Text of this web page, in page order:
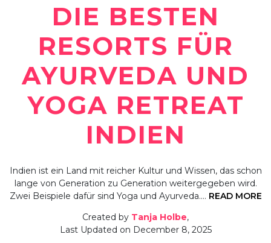
DIE BESTEN
RESORTS FÜR
AYURVEDA UND
YOGA RETREAT
INDIEN
Indien ist ein Land mit reicher Kultur und Wissen, das schon
lange von Generation zu Generation weitergegeben wird.
Zwei Beispiele dafür sind Yoga und Ayurveda.… READ MORE
Created by Tanja Holbe,
Last Updated on December 8, 2025